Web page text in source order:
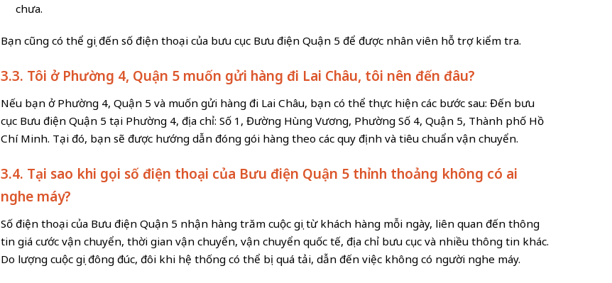
chưa.
Bạn cũng có thể gọi đến số điện thoại của bưu cục Bưu điện Quận 5 để được nhân viên hỗ trợ kiểm tra.
3.3. Tôi ở Phường 4, Quận 5 muốn gửi hàng đi Lai Châu, tôi nên đến đâu?
Nếu bạn ở Phường 4, Quận 5 và muốn gửi hàng đi Lai Châu, bạn có thể thực hiện các bước sau: Đến bưu
cục Bưu điện Quận 5 tại Phường 4, địa chỉ: Số 1, Đường Hùng Vương, Phường Số 4, Quận 5, Thành phố Hồ
Chí Minh. Tại đó, bạn sẽ được hướng dẫn đóng gói hàng theo các quy định và tiêu chuẩn vận chuyển.
3.4. Tại sao khi gọi số điện thoại của Bưu điện Quận 5 thỉnh thoảng không có ai
nghe máy?
Số điện thoại của Bưu điện Quận 5 nhận hàng trăm cuộc gọi từ khách hàng mỗi ngày, liên quan đến thông
tin giá cước vận chuyển, thời gian vận chuyển, vận chuyển quốc tế, địa chỉ bưu cục và nhiều thông tin khác.
Do lượng cuộc gọi đông đúc, đôi khi hệ thống có thể bị quá tải, dẫn đến việc không có người nghe máy.